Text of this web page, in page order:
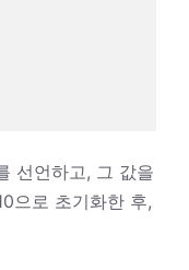
선언하고, 그 값을
으로 초기화한 후,